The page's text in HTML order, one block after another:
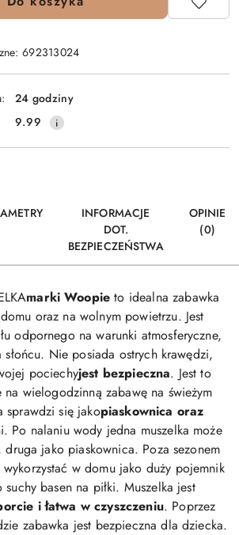
692313024
24 godziny
9.99
INFORMACJE
DOT.
BEZPIECZEŃSTWA
OPINIE
(0)
marki Woopie to idealna zabawka
oraz na wolnym powietrzu. Jest
odpornego na warunki atmosferyczne,
Nie posiada ostrych krawędzi,
pociechyjest bezpieczna. Jest to
wielogodzinną zabawę na świeżym
sprawdzi się jakopiaskownica oraz
Po nalaniu wody jedna muszelka może
druga jako piaskownica. Poza sezonem
w domu jako duży pojemnik
basen na piłki. Muszelka jest
i łatwa w czyszczeniu. Poprzez
zabawka jest bezpieczna dla dziecka.